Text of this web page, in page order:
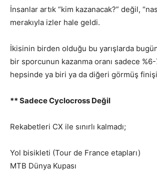
İnsanlar artık “kim kazanacak?” değil,
merakıyla izler hale geldi.
İkisinin birden olduğu bu yarışlarda
bir sporcunun kazanma oranı sadece
hepsinde ya biri ya da diğeri görmüş
** Sadece Cyclocross Değil
Rekabetleri CX ile sınırlı kalmadı;
Yol bisikleti (Tour de France etapları)
MTB Dünya Kupası